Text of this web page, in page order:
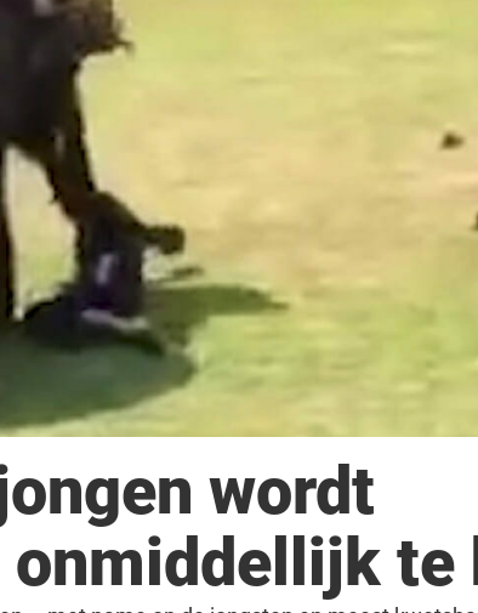
wordt
onmiddellijk te